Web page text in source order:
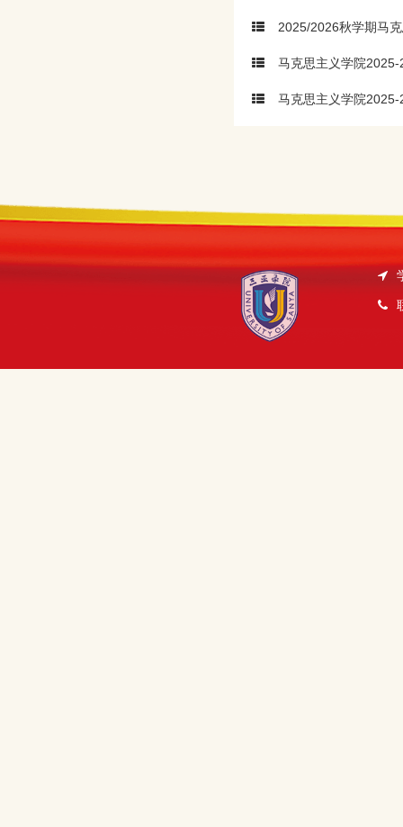
2025/2026秋学期马
马克思主义学院
马克思主义学院